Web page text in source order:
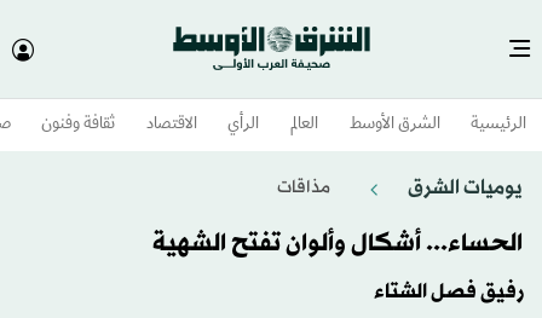
الرئيسية الشرق الأوسط​ العالم الرأي الاقتصاد ثقافة وفنون
يوميات الشرق مذاقات
الحساء... أشكال وألوان تفتح الشهية
رفيق فصل الشتاء